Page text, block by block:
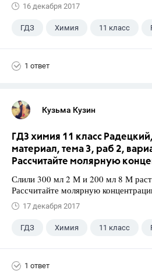
16 декабря 2017
ГДЗ Химия 11 класс
1 ответ
Кузьма Кузин
ГДЗ химия 11 класс
материал, тема 3, раб 2,
Рассчитайте молярную
Слили 300 мл 2 М и 200 мл 8 М
Рассчитайте молярную
17 декабря 2017
ГДЗ Химия 11 класс
1 ответ